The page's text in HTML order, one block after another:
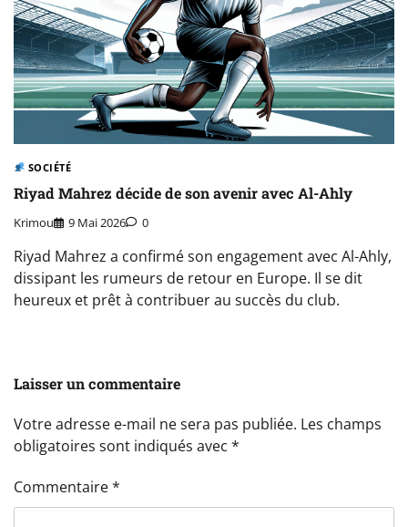
SOCIÉTÉ
Riyad Mahrez décide de son avenir avec Al-Ahly
Krimou 9 Mai 2026 0
Riyad Mahrez a confirmé son engagement avec Al-Ahly,
dissipant les rumeurs de retour en Europe. Il se dit
heureux et prêt à contribuer au succès du club.
Laisser un commentaire
Votre adresse e-mail ne sera pas publiée. Les champs
obligatoires sont indiqués avec *
Commentaire*